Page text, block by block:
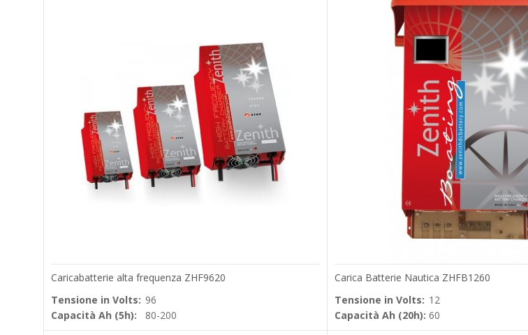
Caricabatterie alta frequenza ZHF9620
Tensione in Volts: 96
Capacità Ah (5h):
80-200
Carica Batterie Nautica ZHFB1260
Tensione in Volts: 12
Capacità Ah (20h): 60